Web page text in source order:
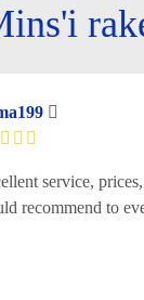
service,
recommend to